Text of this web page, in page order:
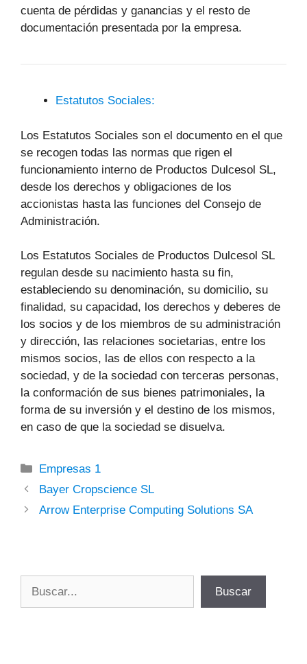
cuenta de pérdidas y ganancias y el resto de
documentación presentada por la empresa.
Estatutos Sociales:
Los Estatutos Sociales son el documento en el que
se recogen todas las normas que rigen el
funcionamiento interno de Productos Dulcesol SL,
desde los derechos y obligaciones de los
accionistas hasta las funciones del Consejo de
Administración.
Los Estatutos Sociales de Productos Dulcesol SL
regulan desde su nacimiento hasta su fin,
estableciendo su denominación, su domicilio, su
finalidad, su capacidad, los derechos y deberes de
los socios y de los miembros de su administración
y dirección, las relaciones societarias, entre los
mismos socios, las de ellos con respecto a la
sociedad, y de la sociedad con terceras personas,
la conformación de sus bienes patrimoniales, la
forma de su inversión y el destino de los mismos,
en caso de que la sociedad se disuelva.
Categorías
Empresas 1
Bayer Cropscience SL
Arrow Enterprise Computing Solutions SA
Buscar